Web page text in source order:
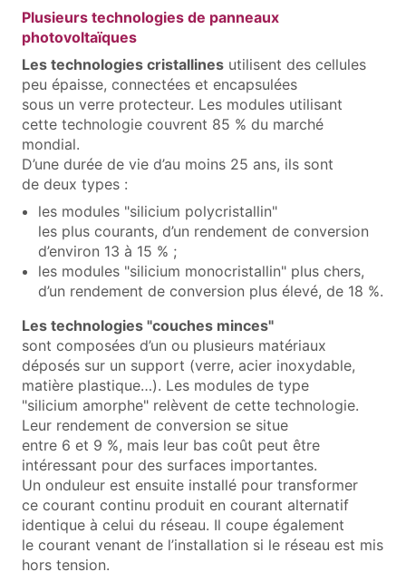
Plusieurs technologies de panneaux
photovoltaïques
Les technologies cristallines utilisent des cellules
peu épaisse, connectées et encapsulées
sous un verre protecteur. Les modules utilisant
cette technologie couvrent 85 % du marché
mondial.
D’une durée de vie d’au moins 25 ans, ils sont
de deux types :
les modules "silicium polycristallin"
les plus courants, d’un rendement de conversion
d’environ 13 à 15 % ;
les modules "silicium monocristallin" plus chers,
d’un rendement de conversion plus élevé, de 18 %.
Les technologies "couches minces"
sont composées d’un ou plusieurs matériaux
déposés sur un support (verre, acier inoxydable,
matière plastique…). Les modules de type
"silicium amorphe" relèvent de cette technologie.
Leur rendement de conversion se situe
entre 6 et 9 %, mais leur bas coût peut être
intéressant pour des surfaces importantes.
Un onduleur est ensuite installé pour transformer
ce courant continu produit en courant alternatif
identique à celui du réseau. Il coupe également
le courant venant de l’installation si le réseau est mis
hors tension.